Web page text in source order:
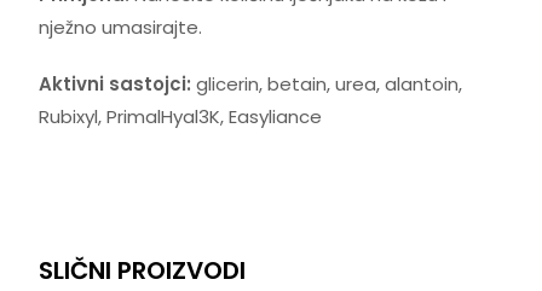
nježno umasirajte.
Aktivni sastojci: glicerin, betain, urea, alantoin,
Rubixyl, PrimalHyal3K, Easyliance
SLIČNI PROIZVODI